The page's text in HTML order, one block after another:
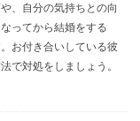
、自分の気持ちとの向
ってから結婚をする
お付き合いしている彼
で対処をしましょう。